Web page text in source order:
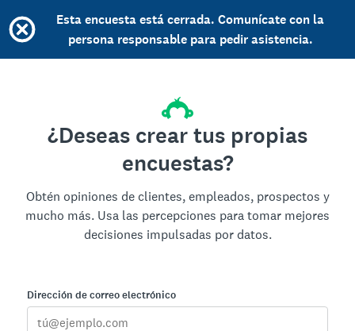
Esta encuesta está cerrada. Comunícate con la
persona responsable para pedir asistencia.
¿Deseas crear tus propias
encuestas?
Obtén opiniones de clientes, empleados, prospectos y
mucho más. Usa las percepciones para tomar mejores
decisiones impulsadas por datos.
Dirección de correo electrónico